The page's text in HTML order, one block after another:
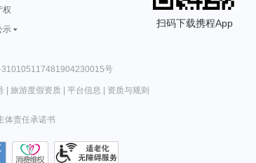
权
示
扫码下载携程App
310105117481904230015号
| 旅游度假资质| 平台信息 资质与规则
体责任承诺书